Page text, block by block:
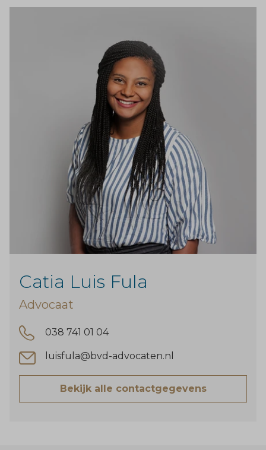
Catia Luis Fula
Advocaat
038 741 01 04
luisfula@bvd-advocaten.nl
Bekijk alle contactgegevens